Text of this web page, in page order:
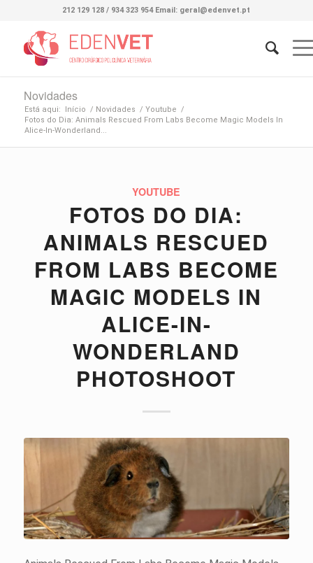
212 129 128 / 934 323 954 Email: geral@edenvet.pt
Novidades
Está aqui: Início / Novidades / Youtube /
Fotos do Dia: Animals Rescued From Labs Become Magic Models In
Alice-In-Wonderland...
YOUTUBE
FOTOS DO DIA:
ANIMALS RESCUED
FROM LABS BECOME
MAGIC MODELS IN
ALICE-IN-
WONDERLAND
PHOTOSHOOT